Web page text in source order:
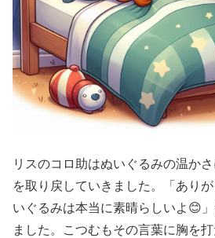
リスのコロ助はぬいぐるみの温か
を取り戻していきました。「あり
いぐるみは本当に素晴らしいよ😊
ました。こつむもその言葉に胸を